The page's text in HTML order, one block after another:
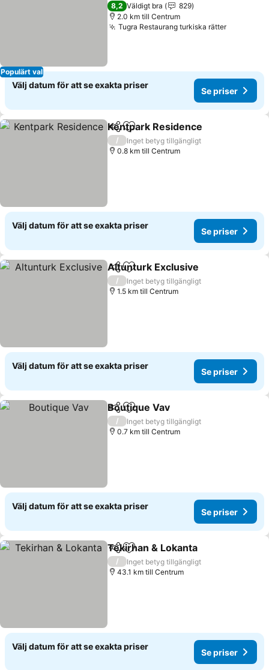
Populärt val
8,2 Väldigt bra
829
2.0 km till Centrum
Tugra Restaurang turkiska rätter
Välj datum för att se exakta priser
Se priser
Dela Lägg till i Mina Favoriter
Kentpark Residence
/
Inget betyg tillgängligt
0.8 km till Centrum
Välj datum för att se exakta priser
Se priser
Dela Lägg till i Mina Favoriter
Altunturk Exclusive
/
Inget betyg tillgängligt
1.5 km till Centrum
Välj datum för att se exakta priser
Se priser
Dela Lägg till i Mina Favoriter
Boutique Vav
/
Inget betyg tillgängligt
0.7 km till Centrum
Välj datum för att se exakta priser
Se priser
Dela Lägg till i Mina Favoriter
Tekirhan & Lokanta
/
Inget betyg tillgängligt
43.1 km till Centrum
Välj datum för att se exakta priser
Se priser